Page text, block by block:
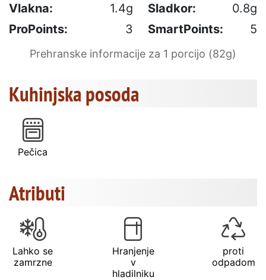
Vlakna: 1.4g Sladkor:
0.8g
ProPoints:
3 SmartPoints: 5
Prehranske informacije za 1 porcijo (82g)
Kuhinjska posoda
Pečica
Atributi
Lahko se
zamrzne
Hranjenje
v
hladilniku
proti
odpadom